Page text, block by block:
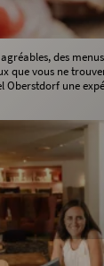
de
pour
agréables, des
que vous ne
Oberstdorf une